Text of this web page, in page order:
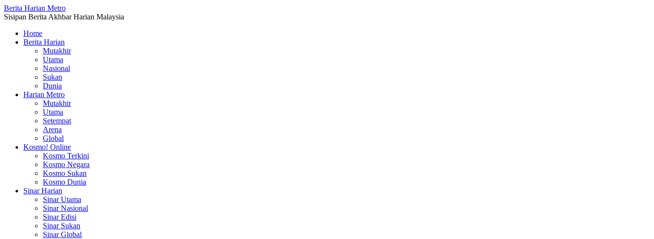
Berita Harian Metro
Sisipan Berita Akhbar Harian Malaysia
Home
Berita Harian
Mutakhir
Utama
Nasional
Sukan
Dunia
Harian Metro
Mutakhir
Utama
Setempat
Arena
Global
Kosmo! Online
Kosmo Terkini
Kosmo Negara
Kosmo Sukan
Kosmo Dunia
Sinar Harian
Sinar Utama
Sinar Nasional
Sinar Edisi
Sinar Sukan
Sinar Global